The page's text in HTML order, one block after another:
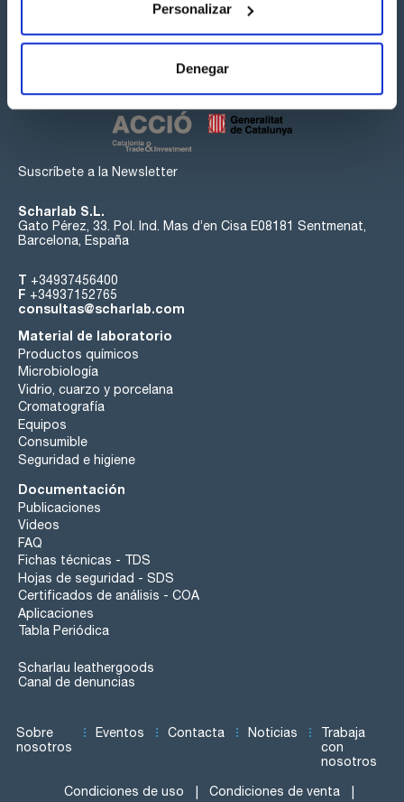
Personalizar
Denegar
Suscríbete a la Newsletter
Scharlab S.L.
Gato Pérez, 33. Pol. Ind. Mas d’en Cisa E08181 Sentmenat,
Barcelona, España
T +34937456400
F +34937152765
consultas@scharlab.com
Material de laboratorio
Productos químicos
Microbiología
Vidrio, cuarzo y porcelana
Cromatografía
Equipos
Consumible
Seguridad e higiene
Documentación
Publicaciones
Videos
FAQ
Fichas técnicas - TDS
Hojas de seguridad - SDS
Certificados de análisis - COA
Aplicaciones
Tabla Periódica
Scharlau leathergoods
Canal de denuncias
Sobre
nosotros
Eventos Contacta Noticias
Trabaja
con
nosotros
Condiciones de uso Condiciones de venta